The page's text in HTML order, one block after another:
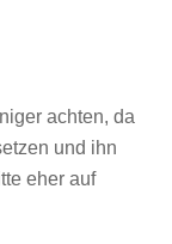
achten, da
und ihn
eher auf